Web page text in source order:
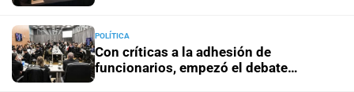
Geriátrico del horror
incendio y piden que la prueba se incorpore a la
investigación
POLÍTICA
Con críticas a la adhesión de
funcionarios, empezó el debate